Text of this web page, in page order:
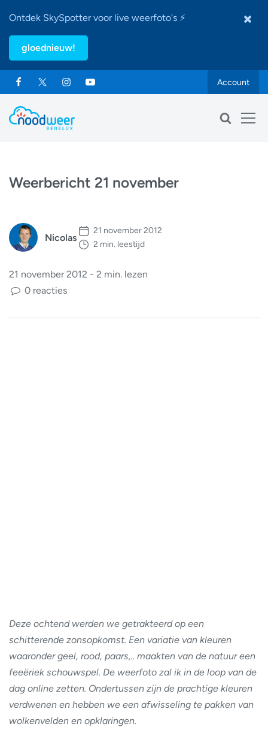
Ontdek SkySpotter voor live weerfoto's ⚡
gloednieuw!
Account
Weerbericht 21 november
Nicolas
21 november 2012
2 min. leestijd
21 november 2012 - 2 min. lezen
0 reacties
Deze ochtend werden we getrakteerd op een
schitterende zonsopkomst. Een variatie van kleuren
waaronder geel, rood, paars,.. maakten van de natuur een
feeëriek schouwspel. De weerfoto zal ik in de loop van de
dag online zetten. Ondertussen zijn de prachtige kleuren
verdwenen en hebben we een afwisseling te pakken van
wolkenvelden en opklaringen.